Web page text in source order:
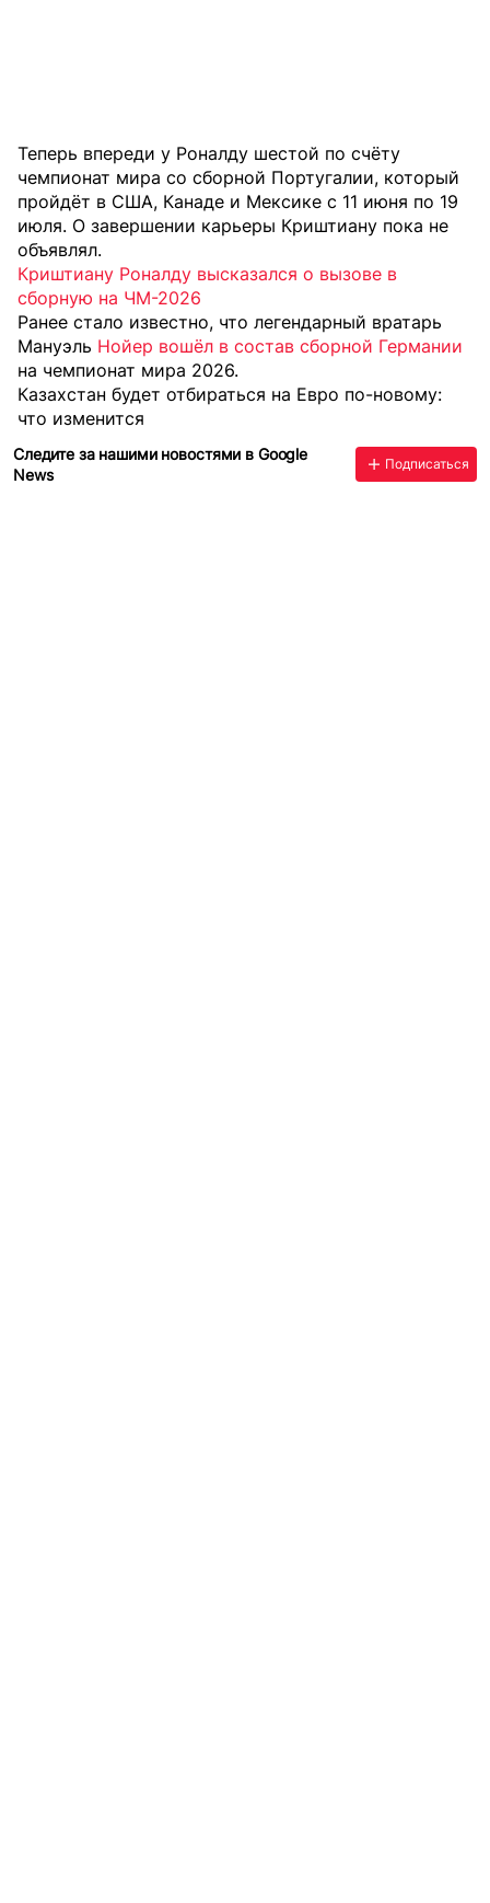
Теперь впереди у Роналду шестой по счёту
чемпионат мира со сборной Португалии, который
пройдёт в США, Канаде и Мексике с 11 июня по 19
июля. О завершении карьеры Криштиану пока не
объявлял.
Криштиану Роналду высказался о вызове в
сборную на ЧМ-2026
Ранее стало известно, что легендарный вратарь
Мануэль Нойер вошёл в состав сборной Германии
на чемпионат мира 2026.
Казахстан будет отбираться на Евро по-новому:
что изменится
Следите за нашими новостями в Google
News
Подписаться